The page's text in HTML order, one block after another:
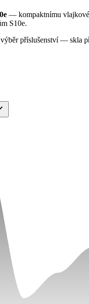
— kompaktnímu
S10e.
příslušenství — skla